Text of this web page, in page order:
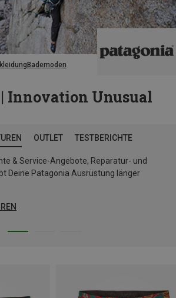
Bademoden
Innovation Unusual
OUTLET TESTBERICHTE
& Service-Angebote, Reparatur- und
Deine Patagonia Ausrüstung länger